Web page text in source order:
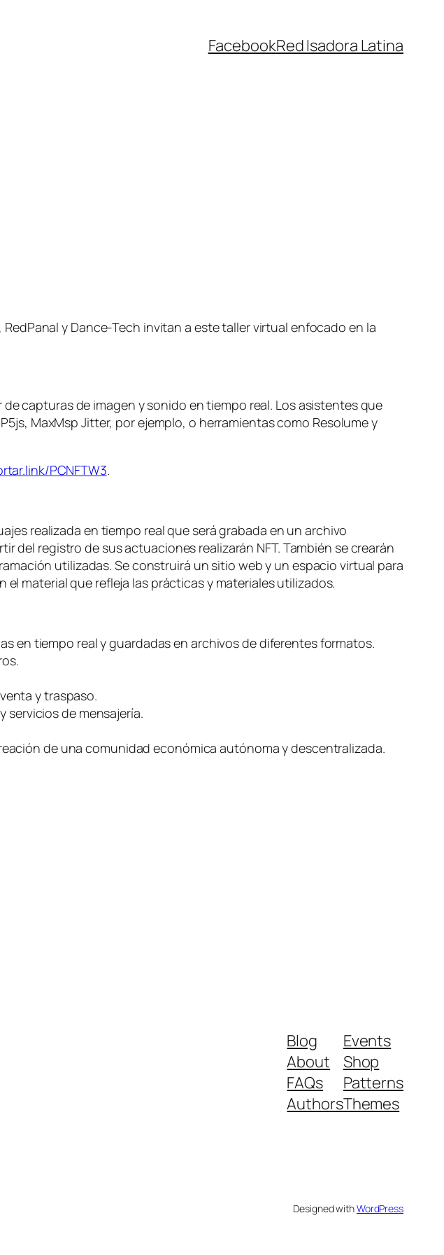
FacebookRed Isadora Latina
y Dance-Tech invitan a este taller virtual enfocado en la
capturas de imagen y sonido en tiempo real. Los asistentes que
MaxMsp Jitter, por ejemplo, o herramientas como Resolume y
PCNFTW3.
realizada en tiempo real que será grabada en un archivo
del registro de sus actuaciones realizarán NFT. También se crearán
utilizadas. Se construirá un sitio web y un espacio virtual para
material que refleja las prácticas y materiales utilizados.
en tiempo real y guardadas en archivos de diferentes formatos.
y traspaso.
servicios de mensajería.
de una comunidad económica autónoma y descentralizada.
Blog
About
FAQs
Authors
Events
Shop
Patterns
Themes
Designed withWordPress